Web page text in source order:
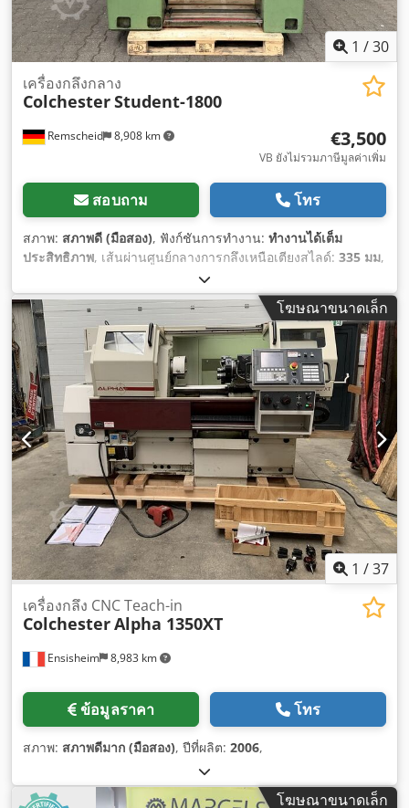
1 /30
Remscheid 8,908 km
เครื่องกลึงกลาง
ColchesterStudent-1800
€3,500
VB ยังไม่รวมภาษีมูลค่าเพิ่ม
สอบถาม โทร
สภาพ: สภาพดี (มือสอง), ฟังก์ชันการทำงาน: ทำงานได้เต็ม
ประสิทธิภาพ, เส้นผ่านศูนย์กลางการกลึงเหนือเตียงสไลด์: 335 มม,
, ความยาวการกลึง:
ศูนย์กลางวงสวิงเหนือครอสสไลด์:210 มม, ความเร็วรอบ (สูงสุด):
1,800 รอบ/นาที, ชุดยึดควิล: MK 3, เส้นผ่านศูนย์กลางหัวจับสาม
ปาก:
200 มม ,
โฆษณาขนาดเล็ก
1 /37
Ensisheim 8,983 km
เครื่องกลึง CNC Teach-in
ColchesterAlpha 1350XT
ข้อมูลราคา โทร
สภาพ: สภาพดีมาก (มือสอง), ปีที่ผลิต: 2006,
โฆษณาขนาดเล็ก